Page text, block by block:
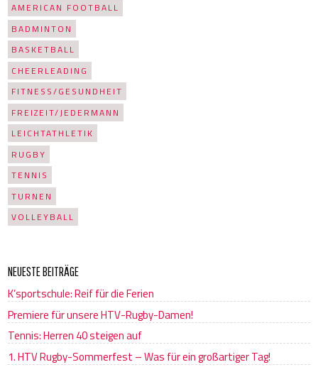
AMERICAN FOOTBALL
BADMINTON
BASKETBALL
CHEERLEADING
FITNESS/GESUNDHEIT
FREIZEIT/JEDERMANN
LEICHTATHLETIK
RUGBY
TENNIS
TURNEN
VOLLEYBALL
NEUESTE BEITRÄGE
K’sportschule: Reif für die Ferien
Premiere für unsere HTV-Rugby-Damen!
Tennis: Herren 40 steigen auf
1. HTV Rugby-Sommerfest – Was für ein großartiger Tag!